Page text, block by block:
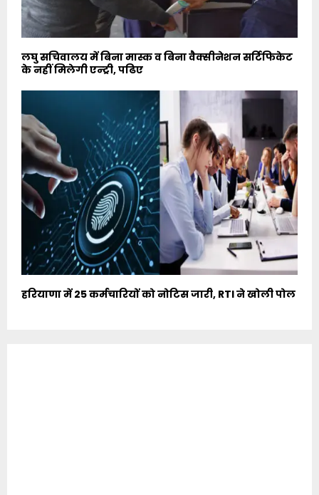
लघु सचिवालय में बिना मास्क व बिना वैक्सीनेशन सर्टिफिकेट
के नहीं मिलेगी एन्ट्री, पढिए
हरियाणा में 25 कर्मचारियों को नोटिस जारी, RTI ने खोली पोल